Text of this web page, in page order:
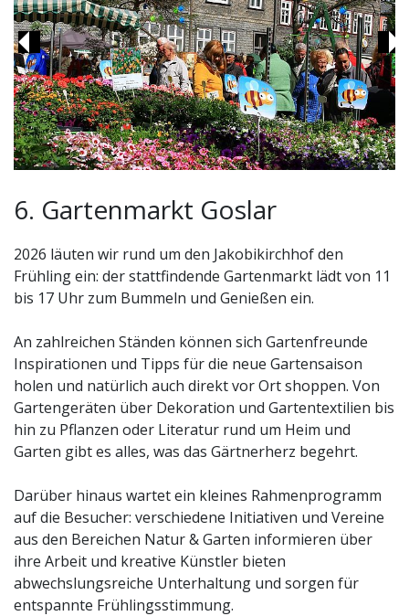
Previous
6. Gartenmarkt Goslar
2026 läuten wir rund um den Jakobikirchhof den
Frühling ein: der stattfindende Gartenmarkt lädt von 11
bis 17 Uhr zum Bummeln und Genießen ein.
An zahlreichen Ständen können sich Gartenfreunde
Inspirationen und Tipps für die neue Gartensaison
holen und natürlich auch direkt vor Ort shoppen. Von
Gartengeräten über Dekoration und Gartentextilien bis
hin zu Pflanzen oder Literatur rund um Heim und
Garten gibt es alles, was das Gärtnerherz begehrt.
Darüber hinaus wartet ein kleines Rahmenprogramm
auf die Besucher: verschiedene Initiativen und Vereine
aus den Bereichen Natur & Garten informieren über
ihre Arbeit und kreative Künstler bieten
abwechslungsreiche Unterhaltung und sorgen für
entspannte Frühlingsstimmung.